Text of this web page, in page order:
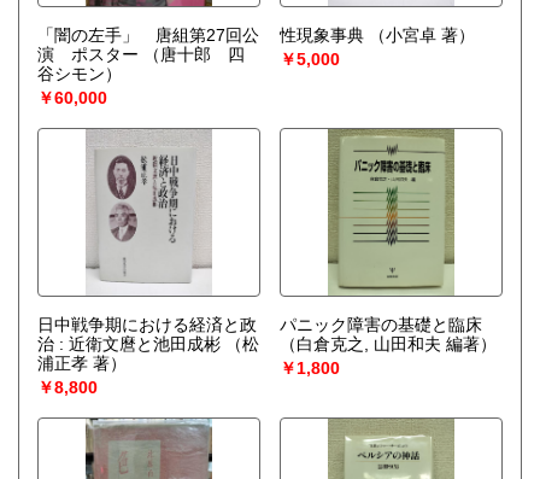
「闇の左手」 唐組第27回公
演 ポスター
（唐十郎 四
谷シモン）
￥60,000
性現象事典
（小宮卓 著）
￥5,000
日中戦争期における経済と政
治 : 近衛文麿と池田成彬
（松
浦正孝 著）
￥8,800
パニック障害の基礎と臨床
（白倉克之, 山田和夫 編著）
￥1,800